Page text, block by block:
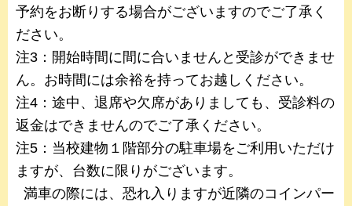
予約をお断りする場合がございますのでご了承く
ださい。
注3：開始時間に間に合いませんと受診ができませ
ん。お時間には余裕を持ってお越しください。
注4：途中、退席や欠席がありましても、受診料の
返金はできませんのでご了承ください。
注5：当校建物１階部分の駐車場をご利用いただけ
ますが、台数に限りがございます。
満車の際には、恐れ入りますが近隣のコインパー